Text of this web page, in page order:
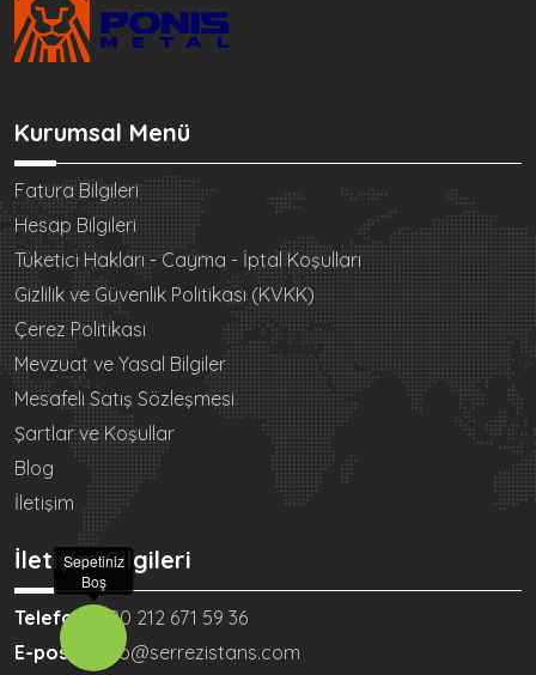
Kurumsal Menü
Fatura Bilgileri
Hesap Bilgileri
Tüketici Hakları - Cayma - İptal Koşulları
Gizlilik ve Güvenlik Politikası (KVKK)
Çerez Politikası
Mevzuat ve Yasal Bilgiler
Mesafeli Satış Sözleşmesi
Şartlar ve Koşullar
Blog
İletişim
İletişim Bilgileri
Telefon:
+90 212 671 59 36
E-posta:
info@serrezistans.com
Sepetiniz
Boş